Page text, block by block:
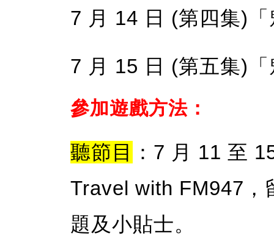
7 月 14 日 (第四集)
7 月 15 日 (第五集)
參加遊戲方法：
聽節目 ：7 月 11 至
Travel with FM947，
題及小貼士。